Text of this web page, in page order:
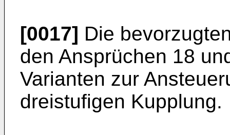
[0017] Die
den Ansprüchen 18
Varianten zur
dreistufigen Kupplung.